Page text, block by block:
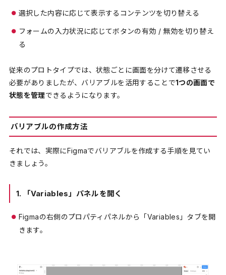
選択した内容に応じて表示するコンテンツを切り替える
フォームの入力状況に応じてボタンの有効 / 無効を切り替え
る
従来のプロトタイプでは、状態ごとに画面を分けて遷移させる
必要がありましたが、バリアブルを活用することで1つの画面で
状態を管理できるようになります。
バリアブルの作成方法
それでは、実際にFigmaでバリアブルを作成する手順を見てい
きましょう。
1. 「Variables」パネルを開く
Figmaの右側のプロパティパネルから「Variables」タブを開
きます。